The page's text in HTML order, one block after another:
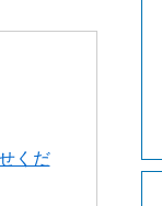
くだ